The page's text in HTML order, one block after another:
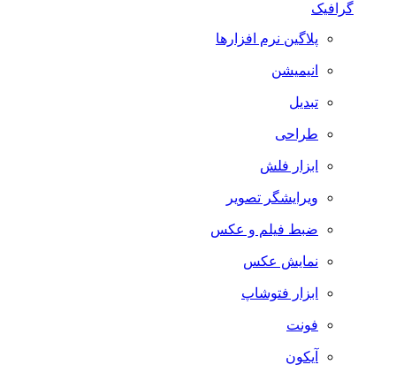
گرافیک
پلاگین نرم افزارها
انیمیشن
تبدیل
طراحی
ابزار فلش
ویرایشگر تصویر
ضبط فيلم و عكس
نمایش عکس
ابزار فتوشاپ
فونت
آیکون